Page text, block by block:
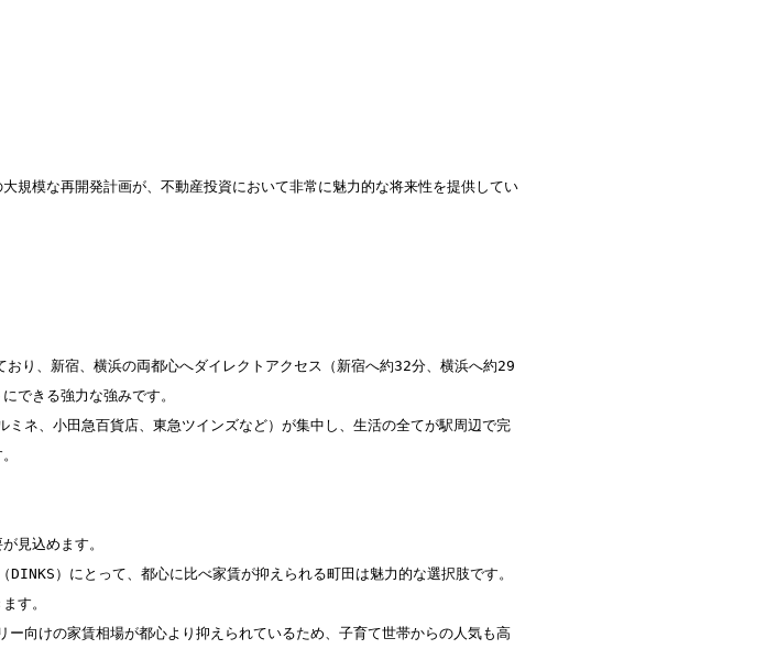
規模な再開発計画が、不動産投資において非常に魅力的な将来性を提供してい
り、新宿、横浜の両都心へダイレクトアクセス（新宿へ約32分、横浜へ約29
できる強力な強みです。
ネ、小田急百貨店、東急ツインズなど）が集中し、生活の全てが駅周辺で完
見込めます。
）にとって、都心に比べ家賃が抑えられる町田は魅力的な選択肢です。
す。
向けの家賃相場が都心より抑えられているため、子育て世帯からの人気も高